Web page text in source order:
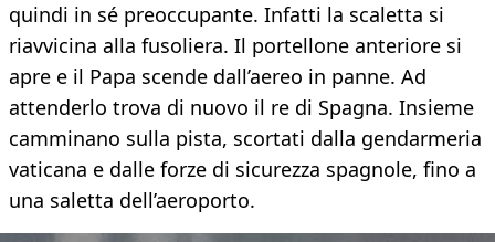
quindi in sé preoccupante. Infatti la scaletta si
riavvicina alla fusoliera. Il portellone anteriore si
apre e il Papa scende dall’aereo in panne. Ad
attenderlo trova di nuovo il re di Spagna. Insieme
camminano sulla pista, scortati dalla gendarmeria
vaticana e dalle forze di sicurezza spagnole, fino a
una saletta dell’aeroporto.